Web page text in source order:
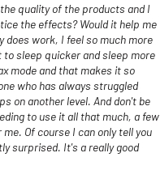
quality of the products and I
the effects? Would it help me
does work, I feel so much more
sleep quicker and sleep more
mode and that makes it so
who has always struggled
on another level. And don't be
to use it all that much, a few
Of course I can only tell you
surprised. It's a really good